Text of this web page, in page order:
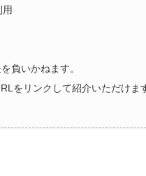
負いかねます。
をリンクして紹介いただけま